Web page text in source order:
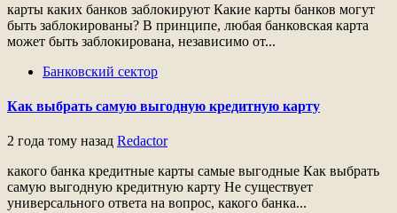
карты каких банков заблокируют Какие карты банков могут
быть заблокированы? В принципе, любая банковская карта
может быть заблокирована, независимо от...
Банковский сектор
Как выбрать самую выгодную кредитную карту
2 года тому назад Redactor
какого банка кредитные карты самые выгодные Как выбрать
самую выгодную кредитную карту Не существует
универсального ответа на вопрос, какого банка...